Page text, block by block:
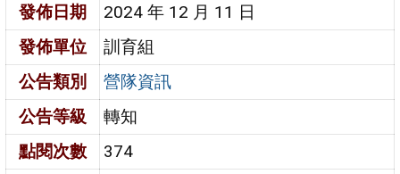
發佈日期
2024 年 12 月 11 日
發佈單位
訓育組
公告類別
營隊資訊
公告等級
轉知
點閱次數
374